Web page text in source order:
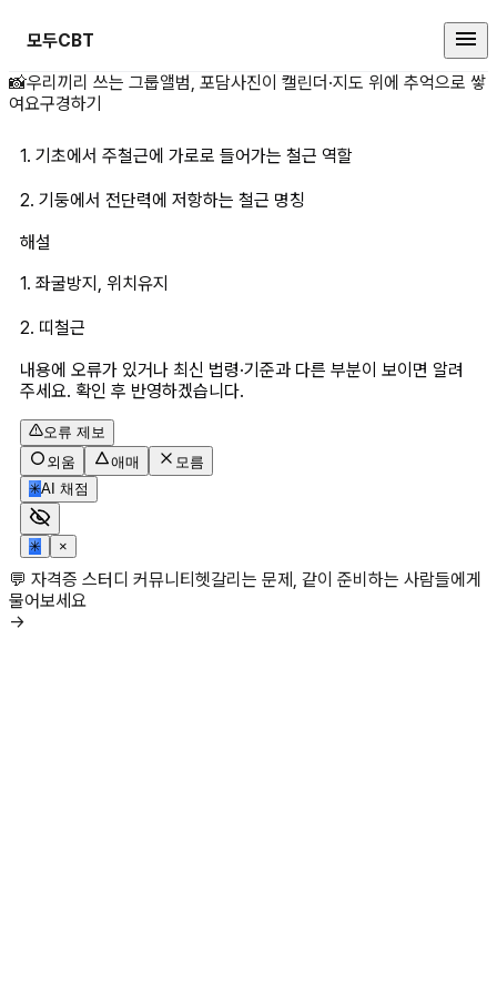
모두CBT
1. 기초에서 주철근에 가로로 들어
📸우리끼리 쓰는 그룹앨범, 포담사진이 캘린더·지도 위에 추억으로 쌓
여요구경하기
1. 기초에서 주철근에 가로로 들어가는 철근 역할
2. 기둥에서 전단력에 저항하는 철근 명칭
해설
1. 좌굴방지, 위치유지
2. 띠철근
내용에 오류가 있거나 최신 법령·기준과 다른 부분이 보이면 알려
주세요. 확인 후 반영하겠습니다.
오류 제보
외움
애매
모름
✳AI 채점
✳ ×
💬 자격증 스터디 커뮤니티헷갈리는 문제, 같이 준비하는 사람들에게
물어보세요
→